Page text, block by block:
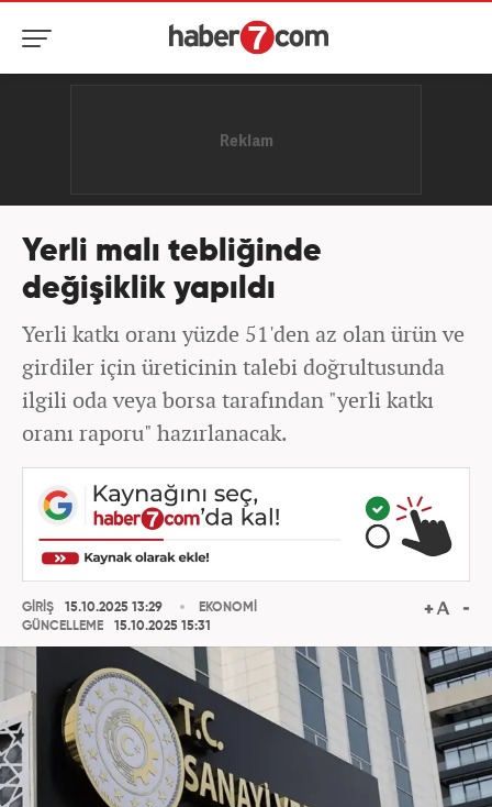
Yerli malı tebliğinde
değişiklik yapıldı
Yerli katkı oranı yüzde 51'den az olan ürün ve
girdiler için üreticinin talebi doğrultusunda
ilgili oda veya borsa tarafından "yerli katkı
oranı raporu" hazırlanacak.
GİRİŞ
15.10.2025 13:29
GÜNCELLEME
15.10.2025 15:31
EKONOMİ